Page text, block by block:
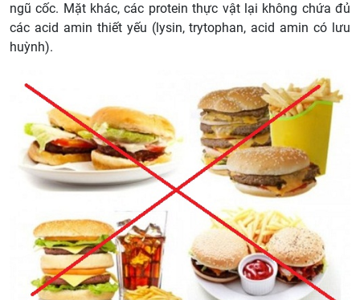
ngũ cốc. Mặt khác, các protein thực vật lại không chứa đủ
các acid amin thiết yếu (lysin, trytophan, acid amin có lưu
huỳnh).